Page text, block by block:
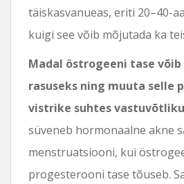
täiskasvanueas, eriti 20–40-
kuigi see võib mõjutada ka
Madal östrogeeni tase
rasuseks ning muuta selle
vistrike suhtes
süveneb hormonaalne akne
menstruatsiooni, kui
progesterooni tase tõuseb.